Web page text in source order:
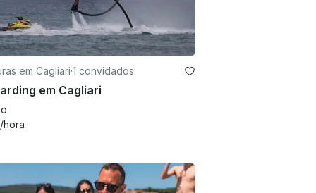
em Cagliari·1 convidados
em Cagliari
/hora